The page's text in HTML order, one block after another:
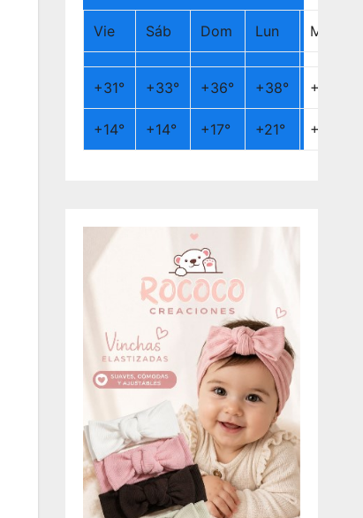
Vie Sáb Dom Lun Mar
+31° +33° +36° +38° +
+14° +14° +17° +21° +